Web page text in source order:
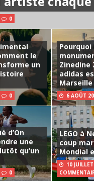
0
le
un
0
Pourquoi
Zinedine
adidas
Marseille
6 AOÛT
d’On
une
qu’un
0
LEGO à
coup
Mondial
10